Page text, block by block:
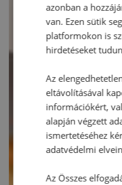
azonban a
van. Ezen sütik
platformokon is
hirdetéseket
Az
eltávolításával
információkért,
alapján végzett
ismertetéséhez
adatvédelmi
Az Összes